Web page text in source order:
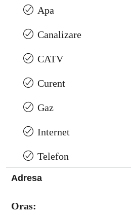
Apa
Canalizare
CATV
Curent
Gaz
Internet
Telefon
Adresa
Oras: